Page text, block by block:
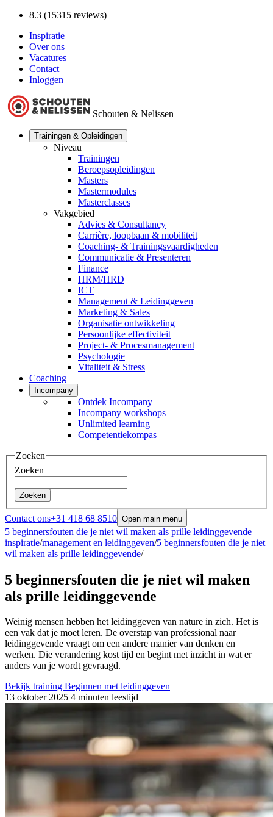
8.3 (15315 reviews)
Inspiratie
Over ons
Vacatures
Contact
Inloggen
Schouten & Nelissen
Trainingen & Opleidingen
Niveau
Trainingen
Beroepsopleidingen
Masters
Mastermodules
Masterclasses
Vakgebied
Advies & Consultancy
Carrière, loopbaan & mobiliteit
Coaching- & Trainingsvaardigheden
Communicatie & Presenteren
Finance
HRM/HRD
ICT
Management & Leidinggeven
Marketing & Sales
Organisatie ontwikkeling
Persoonlijke effectiviteit
Project- & Procesmanagement
Psychologie
Vitaliteit & Stress
Coaching
Incompany
Ontdek Incompany
Incompany workshops
Unlimited learning
Competentiekompas
Zoeken
Zoeken
Zoeken
Contact ons+31 418 68 8510 Open main menu
5 beginnersfouten die je niet wil maken als prille leidinggevende
inspiratie/management en leidinggeven/5 beginnersfouten die je niet
wil maken als prille leidinggevende/
5 beginnersfouten die je niet wil maken
als prille leidinggevende
Weinig mensen hebben het leidinggeven van nature in zich. Het is
een vak dat je moet leren. De overstap van professional naar
leidinggevende vraagt om een andere manier van denken en
werken. Die verandering kost tijd en begint met inzicht in wat er
anders van je wordt gevraagd.
Bekijk training Beginnen met leidinggeven
13 oktober 2025 4 minuten leestijd